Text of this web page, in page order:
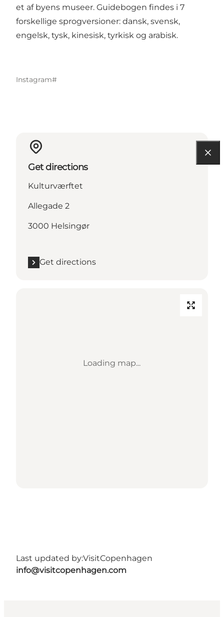
et af byens museer. Guidebogen findes i 7
forskellige sprogversioner: dansk, svensk,
engelsk, tysk, kinesisk, tyrkisk og arabisk.
Instagram#
Get directions
Kulturværftet
Allegade 2
3000 Helsingør
Get directions
Loading map...
Last updated by:VisitCopenhagen
info@visitcopenhagen.com